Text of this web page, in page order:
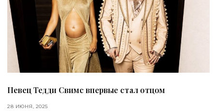
Певец Тедди Свимс впервые стал отцом
28 ИЮНЯ, 2025